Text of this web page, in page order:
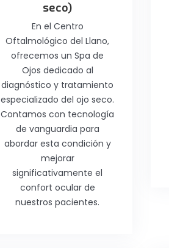
seco)
En el Centro
Oftalmológico del Llano,
ofrecemos un Spa de
Ojos dedicado al
diagnóstico y tratamiento
especializado del ojo seco.
Contamos con tecnología
de vanguardia para
abordar esta condición y
mejorar
significativamente el
confort ocular de
nuestros pacientes.